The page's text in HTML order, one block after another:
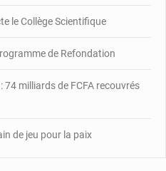
le Collège Scientifique
de Refondation
74 milliards de FCFA recouvrés
de jeu pour la paix